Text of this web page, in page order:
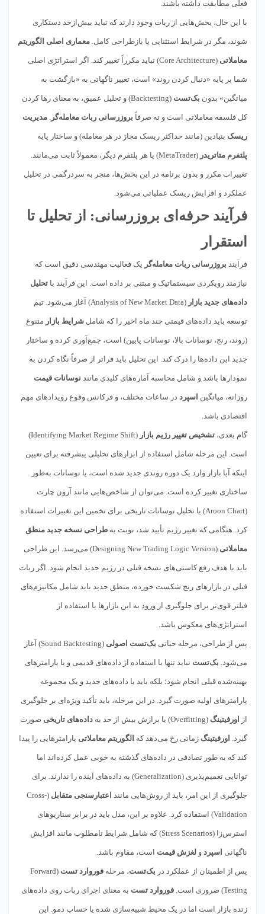
فعلی مطابقت داشته باشند.
با این حال، بخش‌هایی از ربات وجود دارند که نباید بیش‌ازحد دستکاری
شوند، مگر در شرایط استثنایی یا بازطراحی کامل. معماری اصلی الگوریتم
معاملاتی (Core Architecture) نباید مکرراً تغییر کند. اگر استراتژی اصلی
شما بر پایه «دنبال کردن روند» است، تغییر ناگهانی به «بازگشت به
میانگین» بدون بک‌تست (Backtesting) و تحلیل عمیق، به معنای رها کردن
کل فلسفه معاملاتی است و نه صرفاً بروزرسانی ربات معامله‌گر . مدیریت
ریسک بنیادین (مانند حداکثر ریسک مجاز در هر معامله) و ساختار پایه
پلتفرم متاتریدر (MetaTrader) یا هر پلتفرم دیگر، معمولاً ثابت می‌مانند.
تغییرات مکرر و بدون برنامه در این بخش‌ها، منجر به سردرگمی در تحلیل
عملکرد و افزایش ریسک عملیاتی می‌شود.
فرآیند حرفه‌ای بروزرسانی: از تحلیل تا
استقرار
فرآیند بروزرسانی ربات معامله‌گر یک فعالیت مهندسی دقیق است که
نیازمند رویکردی سیستماتیک و مبتنی بر داده است. این فرآیند با تحلیل
داده‌های جدید بازار (Analysis of New Market Data) آغاز می‌شود. تیم
توسعه باید داده‌های قیمتی چند ماه اخیر را که شامل شرایط بازار متنوع
(روند، رنج، نوسانات بالا، نوسانات پایین) است، جمع‌آوری کرده و ساختار
جدید این داده‌ها را درک کند. این تحلیل باید فراتر از صرفاً نگاه کردن به
نمودارها باشد و شامل محاسبه آماره‌های کلیدی مانند نوسانات قیمت
روزانه، میانگین اسپرد در ساعات مختلف، و فرکانس وقوع رویدادهای مهم
اقتصادی باشد.
گام بعدی، تشخیص تغییر رژیم بازار (Identifying Market Regime Shift)
است. این مرحله شامل استفاده از ابزارهای تحلیلی پیشرفته برای تعیین
اینکه آیا بازار وارد یک دوره روندی جدید شده است، یا نوسانات به‌طور
ساختاری تغییر کرده است. می‌توان از شاخص‌هایی مانند آرون چارت
(Aroon Chart) یا تحلیل نوسانات تاریخی برای تخمین این تغییرات استفاده
کرد. هنگامی که تغییر رژیم تأیید شد، نوبت به طراحی نسخه جدید منطق
معاملاتی (Designing New Trading Logic Version) می‌رسد. این طراحی
باید با هدف رفع کاستی‌های نسخه قبلی در رژیم جدید انجام شود. اگر ربات
قبلی در بازارهای رنج شکست خورده، منطق جدید باید شامل مکانیزم‌های
فیلتر قوی‌تر برای جلوگیری از ورود به این بازارها یا استفاده از
استراتژی‌های معکوس باشد.
پس از طراحی، مرحله حیاتی بک‌تست اصولی (Sound Backtesting) آغاز
می‌شود. بک‌تست نباید تنها با استفاده از داده‌های قدیمی و با پارامترهای
بهینه‌شده قبلی انجام شود؛ بلکه باید با داده‌های جدید و یک مجموعه
پارامترهای اولیه صورت گیرد. در این مرحله، باید تأکید ویژه‌ای بر جلوگیری
از اورفیتینگ (Overfitting) یا برازش بیش از حد به داده‌های تاریخی صورت
گیرد. اورفیتینگ زمانی رخ می‌دهد که الگوریتم معاملاتی پارامترهایی را پیدا
کند که به طور تصادفی در داده‌های گذشته به خوبی عمل کرده‌اند اما
توانایی تعمیم‌پذیری (Generalization) به داده‌های آینده را ندارند. برای
جلوگیری از این امر، باید از روش‌هایی مانند اعتبارسنجی متقابل (Cross-
Validation) استفاده کرد. علاوه بر این، مدل باید در برابر سناریوهای
استرس‌زا (Stress Scenarios) که شامل شرایط نامطلوب مانند افزایش
ناگهانی اسپرد و لغزش قیمت است، مقاوم باشد.
پس از اطمینان از عملکرد در بک‌تست، مرحله فوروارد تست (Forward
Testing) ضروری است. فوروارد تست به معنای اجرای ربات روی داده‌های
زنده بازار است اما در یک محیط شبیه‌سازی شده یا حساب دمو. این